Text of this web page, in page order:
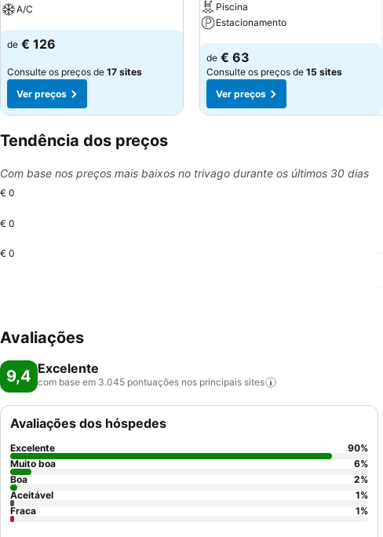
A/C
Ver preços
de € 126
Consulte os preços de 17 sites
Ver preços
Piscina
Estacionamento
Ver preços
de € 63
Consulte os preços de 15 sites
Ver preços
Tendência dos preços
Com base nos preços mais baixos no trivago durante os últimos 30 dias
€ 0
€ 0
€ 0
Avaliações
9,4 Excelente
com base em 3.045 pontuações nos principais sites
Avaliações dos hóspedes
Excelente 90%
Muito boa
6%
Boa
2%
Aceitável
1%
Fraca
1%